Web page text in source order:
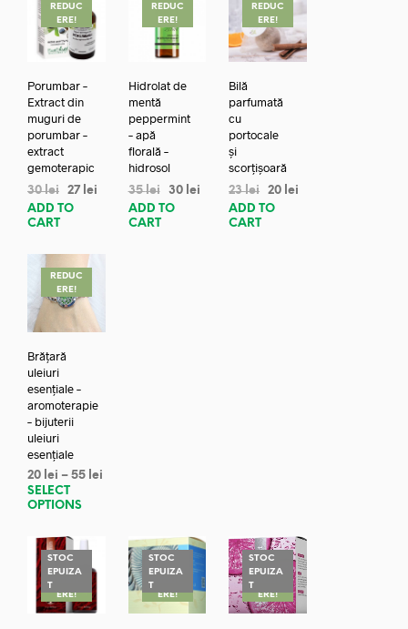
REDUC
ERE!
Porumbar –
Extract din
muguri de
porumbar –
extract
gemoterapic
30lei 27 lei
ADD TO
CART
REDUC
ERE!
Hidrolat de
mentă
peppermint
– apă
florală –
hidrosol
35lei 30 lei
ADD TO
CART
REDUC
ERE!
Bilă
parfumată
cu
portocale
și
scorțișoară
23lei 20 lei
ADD TO
CART
REDUC
ERE!
Brățară
uleiuri
esențiale –
aromoterapie
– bijuterii
uleiuri
esențiale
20 lei – 55 lei
SELECT
OPTIONS
STOC
EPUIZA
TREDUC
ERE!
STOC
EPUIZA
TREDUC
ERE!
STOC
EPUIZA
TREDUC
ERE!